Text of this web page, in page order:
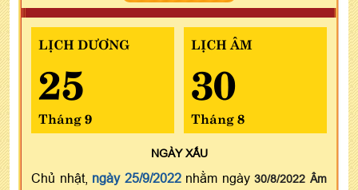
LỊCH DƯƠNG
25
Tháng 9
LỊCH ÂM
30
Tháng 8
NGÀYXẤU
Chủ nhật, ngày 25/9/2022nhằm ngày30/8/2022 Âm